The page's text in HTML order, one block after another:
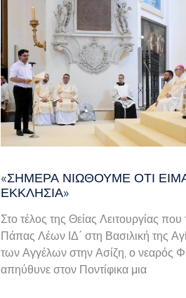
«ΣΉΜΕΡΑ ΝΙΏΘΟΥΜΕ ΌΤΙ
ΕΚΚΛΗΣΊΑ»
Στο τέλος της Θείας Λειτουργίας που
Πάπας Λέων ΙΔ΄ στη Βασιλική της
των Αγγέλων στην Ασίζη, ο νεαρός
απηύθυνε στον Ποντίφικα μια